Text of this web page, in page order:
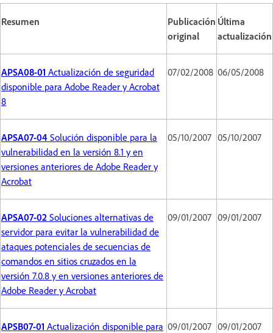
Resumen
Publicación
original
Última
actualización
APSA08-01 Actualización de seguridad
disponible para Adobe Reader y Acrobat
8
07/02/2008 06/05/2008
APSA07-04 Solución disponible para la
vulnerabilidad en la versión 8.1 y en
versiones anteriores de Adobe Reader y
Acrobat
05/10/2007 05/10/2007
APSA07-02 Soluciones alternativas de
servidor para evitar la vulnerabilidad de
ataques potenciales de secuencias de
comandos en sitios cruzados en la
versión 7.0.8 y en versiones anteriores de
Adobe Reader y Acrobat
09/01/2007 09/01/2007
APSB07-01 Actualización disponible para 09/01/2007 09/01/2007